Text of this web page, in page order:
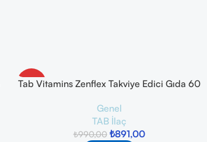
-10%
Tab Vitamins Zenflex Takviye Edici Gıda 60
Genel
TAB İlaç
₺990,00 ₺891,00